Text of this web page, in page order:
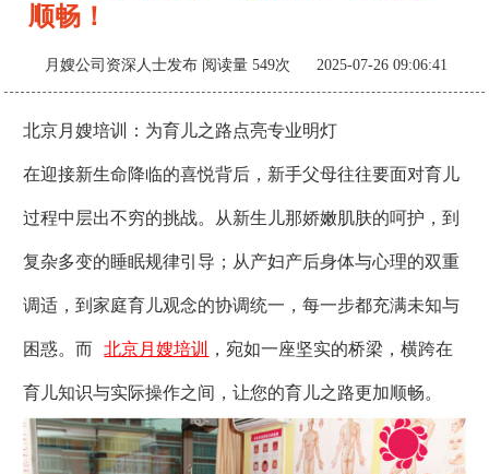
顺畅！
月嫂公司资深人士发布 阅读量 549次 2025-07-26 09:06:41
北京月嫂培训：为育儿之路点亮专业明灯
在迎接新生命降临的喜悦背后，新手父母往往要面对育儿
过程中层出不穷的挑战。从新生儿那娇嫩肌肤的呵护，到
复杂多变的睡眠规律引导；从产妇产后身体与心理的双重
调适，到家庭育儿观念的协调统一，每一步都充满未知与
困惑。而 北京月嫂培训 ，宛如一座坚实的桥梁，横跨在
育儿知识与实际操作之间，让您的育儿之路更加顺畅。